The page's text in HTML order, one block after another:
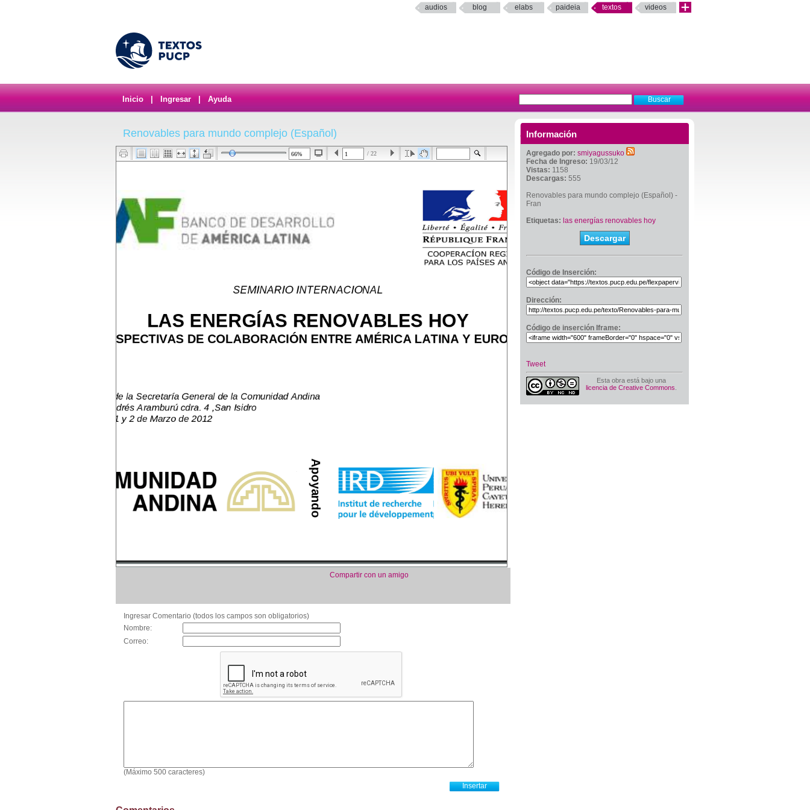
audios blog elabs paideia textos videos
Inicio Ingresar Ayuda
Información
Agregado por: smiyagussuko
Fecha de Ingreso: 19/03/12
Vistas: 1158
Descargas: 555
Renovables para mundo complejo (Español) -
Fran
Etiquetas: las energías renovables hoy
Descargar
Código de Inserción:
Dirección:
Código de inserción Iframe:
Tweet
Esta obra está bajo una
licencia de Creative Commons
Renovables para mundo complejo (Español)
/ 22
Compartir con un amigo
Ingresar Comentario (todos los campos son obligatorios)
Nombre:
Correo:
(Máximo 500 caracteres)